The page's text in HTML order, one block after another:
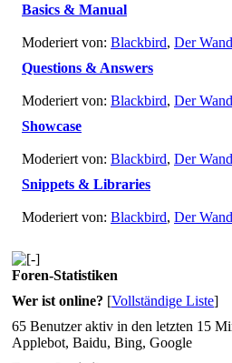
Basics & Manual
Moderiert von: Blackbird, Der
Questions & Answers
Moderiert von: Blackbird, Der
Showcase
Moderiert von: Blackbird, Der
Snippets & Libraries
Moderiert von: Blackbird, Der
Foren-Statistiken
Wer ist online? [Vollständige Liste]
65 Benutzer aktiv in den letzten 15
Applebot, Baidu, Bing, Google